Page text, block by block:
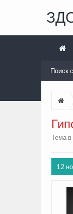
Тема в
12
Поиск